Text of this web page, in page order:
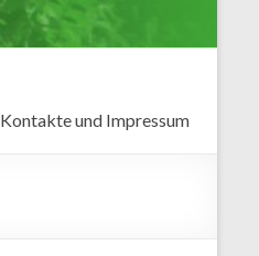
Kontakte und Impressum